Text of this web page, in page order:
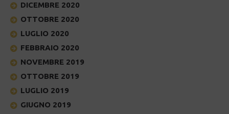
DICEMBRE 2020
OTTOBRE 2020
LUGLIO 2020
FEBBRAIO 2020
NOVEMBRE 2019
OTTOBRE 2019
LUGLIO 2019
GIUGNO 2019